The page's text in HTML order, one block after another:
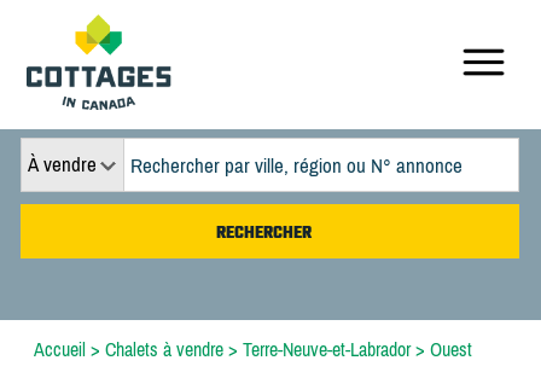
À vendre
Accueil> Chalets à vendre> Terre-Neuve-et-Labrador> Ouest